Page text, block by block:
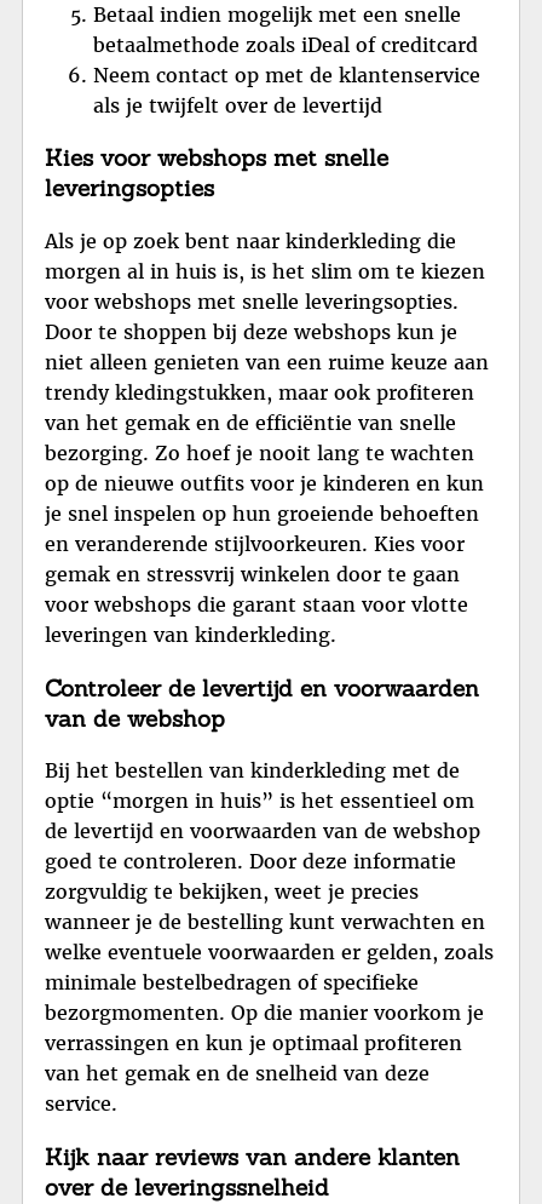
Betaal indien mogelijk met een snelle
betaalmethode zoals iDeal of creditcard
Neem contact op met de klantenservice
als je twijfelt over de levertijd
Kies voor webshops met snelle
leveringsopties
Als je op zoek bent naar kinderkleding die
morgen al in huis is, is het slim om te kiezen
voor webshops met snelle leveringsopties.
Door te shoppen bij deze webshops kun je
niet alleen genieten van een ruime keuze aan
trendy kledingstukken, maar ook profiteren
van het gemak en de efficiëntie van snelle
bezorging. Zo hoef je nooit lang te wachten
op de nieuwe outfits voor je kinderen en kun
je snel inspelen op hun groeiende behoeften
en veranderende stijlvoorkeuren. Kies voor
gemak en stressvrij winkelen door te gaan
voor webshops die garant staan voor vlotte
leveringen van kinderkleding.
Controleer de levertijd en voorwaarden
van de webshop
Bij het bestellen van kinderkleding met de
optie “morgen in huis” is het essentieel om
de levertijd en voorwaarden van de webshop
goed te controleren. Door deze informatie
zorgvuldig te bekijken, weet je precies
wanneer je de bestelling kunt verwachten en
welke eventuele voorwaarden er gelden, zoals
minimale bestelbedragen of specifieke
bezorgmomenten. Op die manier voorkom je
verrassingen en kun je optimaal profiteren
van het gemak en de snelheid van deze
service.
Kijk naar reviews van andere klanten
over de leveringssnelheid